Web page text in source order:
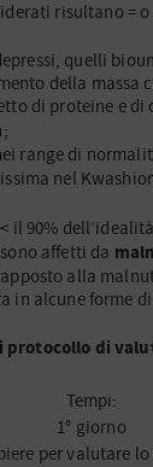
risultano = o
quelli
della massa
di proteine e
;
range di
nel
il 90%
affetti da
alla
in alcune forme
protocollo di
Tempi:
1° giorno
per valutare